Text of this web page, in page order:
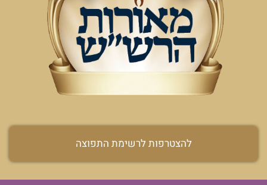
להצטרפות לרשימת התפוצה